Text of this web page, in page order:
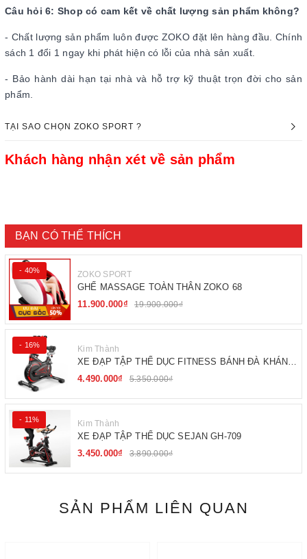
Câu hỏi 6: Shop có cam kết về chất lượng sản phẩm không?
- Chất lượng sản phẩm luôn được ZOKO đặt lên hàng đầu. Chính
sách 1 đổi 1 ngay khi phát hiện có lỗi của nhà sản xuất.
- Bảo hành dài hạn tại nhà và hỗ trợ kỹ thuật trọn đời cho sản
phẩm.
TẠI SAO CHỌN ZOKO SPORT ?
Khách hàng nhận xét về sản phẩm
BẠN CÓ THỂ THÍCH
- 40% ZOKO SPORT
GHẾ MASSAGE TOÀN THÂN ZOKO 68
11.900.000₫
19.900.000₫
- 16% Kim Thành
XE ĐẠP TẬP THỂ DỤC FITNESS BÁNH ĐÀ KHÁNG
TỪ
4.490.000₫ 5.350.000₫
- 11% Kim Thành
XE ĐẠP TẬP THỂ DỤC SEJAN GH-709
3.450.000₫
3.890.000₫
SẢN PHẨM LIÊN QUAN